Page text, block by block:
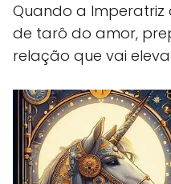
Quando a
de tarô do amor,
relação que vai